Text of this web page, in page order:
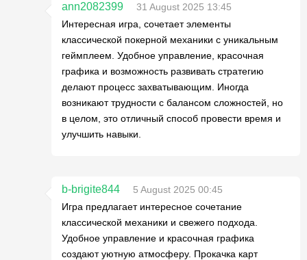
ann2082399
31 August 2025 13:45
Интересная игра, сочетает элементы
классической покерной механики с уникальным
геймплеем. Удобное управление, красочная
графика и возможность развивать стратегию
делают процесс захватывающим. Иногда
возникают трудности с балансом сложностей, но
в целом, это отличный способ провести время и
улучшить навыки.
b-brigite844
5 August 2025 00:45
Игра предлагает интересное сочетание
классической механики и свежего подхода.
Удобное управление и красочная графика
создают уютную атмосферу. Прокачка карт